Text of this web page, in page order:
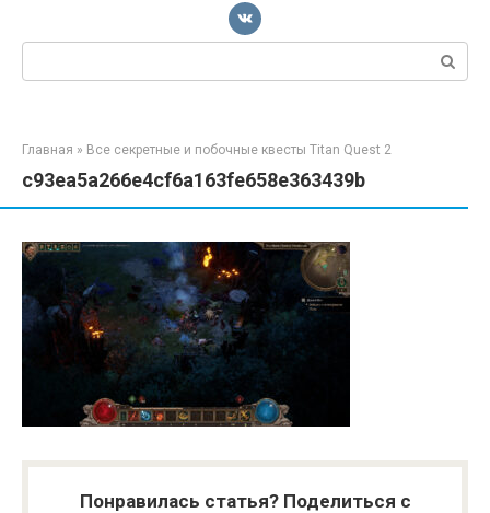
Поиск:
Главная » Все секретные и побочные квесты Titan Quest 2
c93ea5a266e4cf6a163fe658e363439b
Понравилась статья? Поделиться с